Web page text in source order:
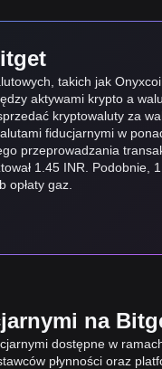
takich jak
aktywami krypto a
kryptowaluty za
fiducjarnymi w
przeprowadzania
1.45 INR.
opłaty gaz.
na
dostępne w
płynności oraz